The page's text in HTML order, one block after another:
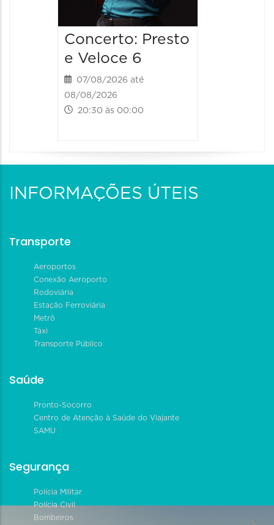
Concerto: Presto
e Veloce 6
07/08/2026 até
08/08/2026
20:30 às 00:00
INFORMAÇÕES ÚTEIS
Transporte
Aeroportos
Conexão Aeroporto
Rodoviária
Estação Ferroviária
Metrô
Táxi
Transporte Público
Saúde
Pronto-Socorro
Centro de Atenção à Saúde do Viajante
SAMU
Segurança
Polícia Militar
Polícia Civil
Bombeiros